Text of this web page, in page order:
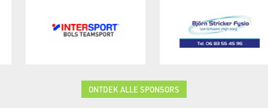
ONTDEK ALLE SPONSORS